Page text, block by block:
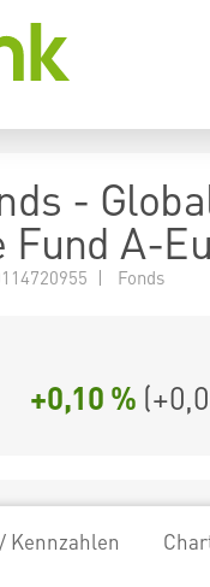
-
Fund A-
| Fonds
+0,10 % (
Kennzahlen